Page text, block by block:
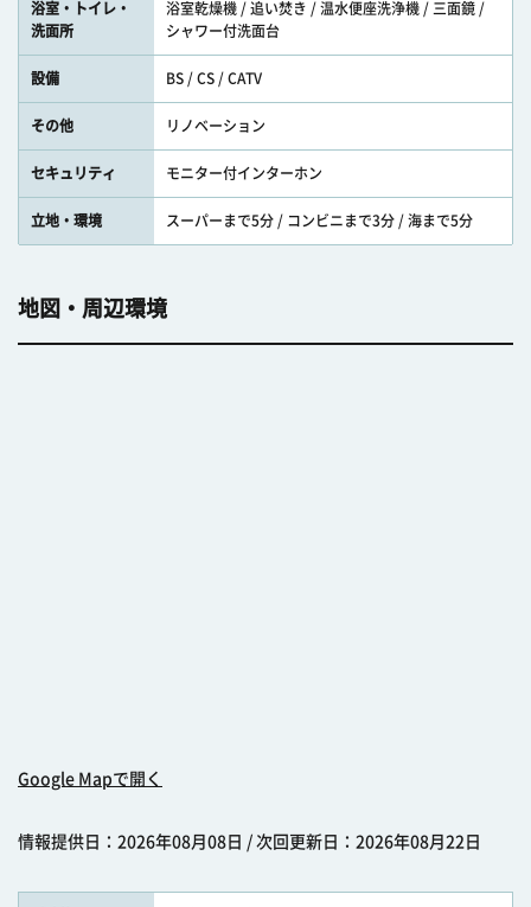
浴室・トイレ・
洗面所
浴室乾燥機 / 追い焚き / 温水便座洗浄機 / 三面鏡 /
シャワー付洗面台
設備 BS / CS / CATV
その他 リノベーション
セキュリティ モニター付インターホン
立地・環境 スーパーまで5分 / コンビニまで3分 / 海まで5分
地図・周辺環境
Google Mapで開く
情報提供日：2026年08月08日 / 次回更新日：2026年08月22日